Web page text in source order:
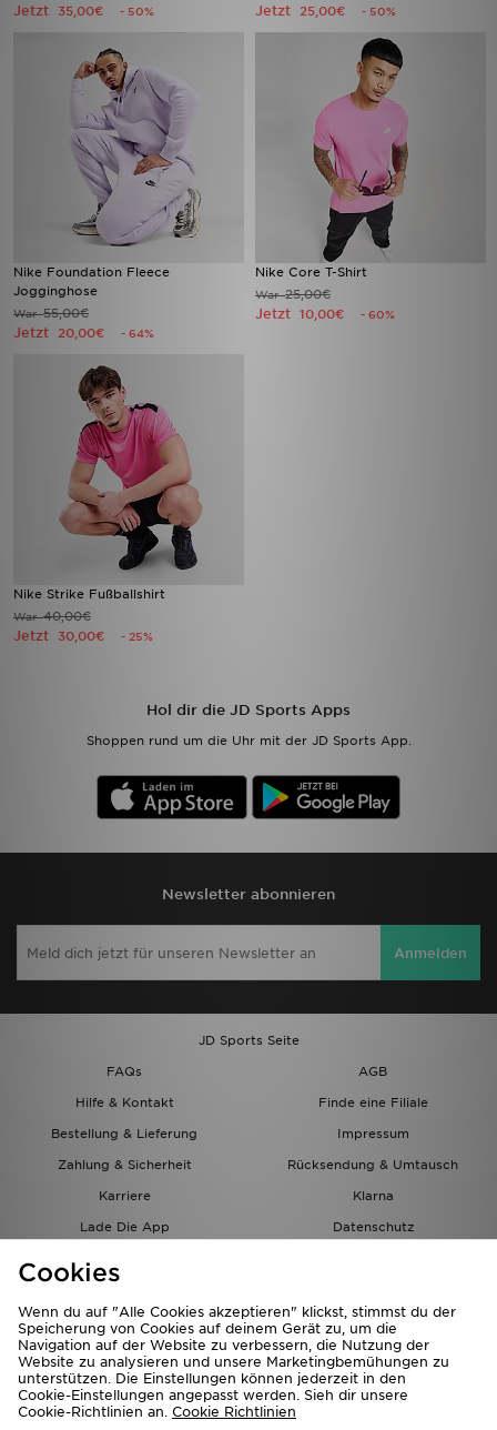
Jetzt 35,00€ - 50% Jetzt 25,00€ - 50%
Nike Foundation Fleece
Jogginghose
War55,00€
Jetzt 20,00€ - 64%
Nike Core T-Shirt
War25,00€
Jetzt 10,00€ - 60%
Nike Strike Fußballshirt
War40,00€
Jetzt 30,00€ - 25%
Hol dir die JD Sports Apps
Shoppen rund um die Uhr mit der JD Sports App.
Newsletter abonnieren
Anmelden
JD Sports Seite
FAQs
AGB
Hilfe & Kontakt
Finde eine Filiale
Bestellung & Lieferung
Impressum
Zahlung & Sicherheit
Rücksendung & Umtausch
Karriere
Klarna
Lade Die App
Datenschutz
Cookies
Wenn du auf "Alle Cookies akzeptieren" klickst, stimmst du der
Speicherung von Cookies auf deinem Gerät zu, um die
Navigation auf der Website zu verbessern, die Nutzung der
Website zu analysieren und unsere Marketingbemühungen zu
unterstützen. Die Einstellungen können jederzeit in den
Cookie-Einstellungen angepasst werden. Sieh dir unsere
Cookie-Richtlinien an. Cookie Richtlinien